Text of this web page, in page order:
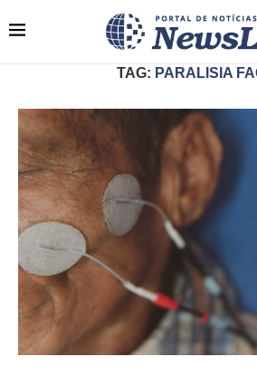
TAG: PARALISIA